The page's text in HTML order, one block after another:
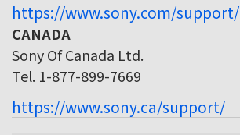
https://www.sony.com/support/
CANADA
Sony Of Canada Ltd.
Tel. 1-877-899-7669
https://www.sony.ca/support/